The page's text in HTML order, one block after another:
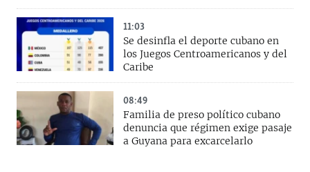
11:03
Se desinfla el deporte cubano en
los Juegos Centroamericanos y del
Caribe
08:49
Familia de preso político cubano
denuncia que régimen exige pasaje
a Guyana para excarcelarlo